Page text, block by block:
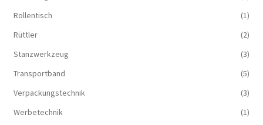
Rollentisch
(1)
Rüttler
(2)
Stanzwerkzeug
(3)
Transportband
(5)
Verpackungstechnik
(3)
Werbetechnik
(1)